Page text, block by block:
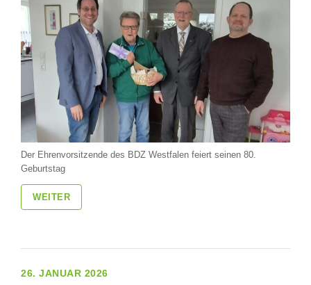
Der Ehrenvorsitzende des BDZ Westfalen feiert seinen 80.
Geburtstag
WEITER
26. JANUAR 2026